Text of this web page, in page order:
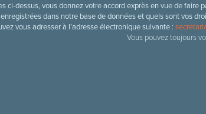
ci-dessus, vous donnez votre accord exprès en vue de
dans notre base de données et quels sont vos
vous adresser à l’adresse électronique suivante :
Vous pouvez toujours